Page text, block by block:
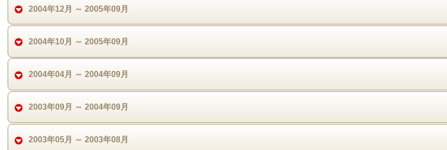
2004年12月 ～ 2005年09月
2004年10月 ～ 2005年09月
2004年04月 ～ 2004年09月
2003年09月 ～ 2004年09月
2003年05月 ～ 2003年08月